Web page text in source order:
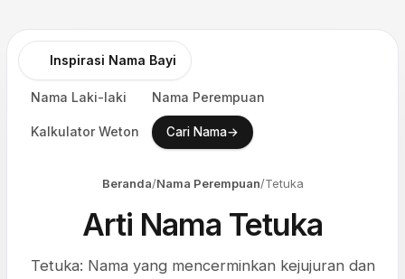
Inspirasi Nama Bayi
Nama Laki-laki Nama Perempuan
Kalkulator Weton Cari Nama→
Beranda/Nama Perempuan/Tetuka
Arti Nama Tetuka
Tetuka: Nama yang mencerminkan kejujuran dan